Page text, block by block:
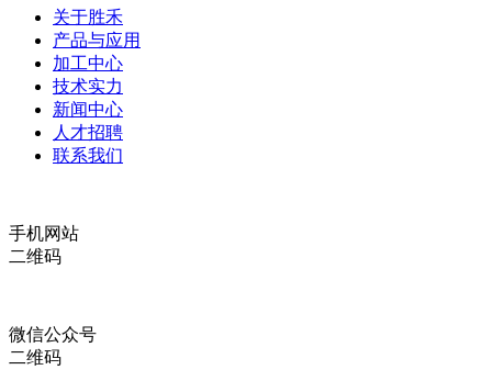
关于胜禾
产品与应用
加工中心
技术实力
新闻中心
人才招聘
联系我们
手机网站
二维码
微信公众号
二维码